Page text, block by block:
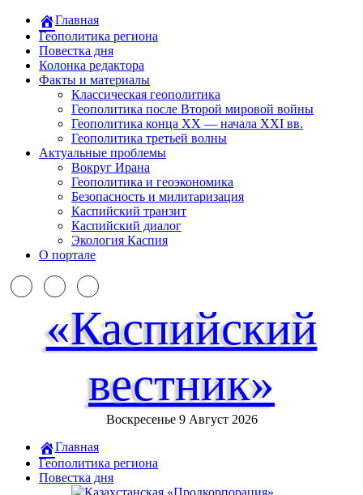
Главная
Геополитика региона
Повестка дня
Колонка редактора
Факты и материалы
Классическая геополитика
Геополитика после Второй мировой войны
Геополитика конца XX — начала XXI вв.
Геополитика третьей волны
Актуальные проблемы
Вокруг Ирана
Геополитика и геоэкономика
Безопасность и милитаризация
Каспийский транзит
Каспийский диалог
Экология Каспия
О портале
«Каспийский
вестник»
Воскресенье 9 Август 2026
Главная
Геополитика региона
Повестка дня